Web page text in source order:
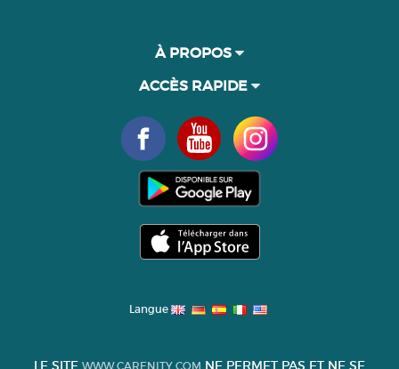
À PROPOS
ACCÈS RAPIDE
Langue
LE SITE WWW.CARENITY.COM NE PERMET PAS ET NE SE